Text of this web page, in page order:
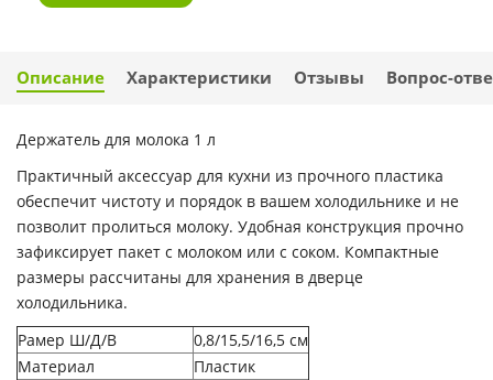
Описание Характеристики Отзывы Вопрос-
Держатель для молока 1 л
Практичный аксессуар для кухни из прочного пластика
обеспечит чистоту и порядок в вашем холодильнике и не
позволит пролиться молоку. Удобная конструкция прочно
зафиксирует пакет с молоком или с соком. Компактные
размеры рассчитаны для хранения в дверце
холодильника.
Рамер Ш/Д/В
0,8/15,5/16,5 см
Материал
Пластик